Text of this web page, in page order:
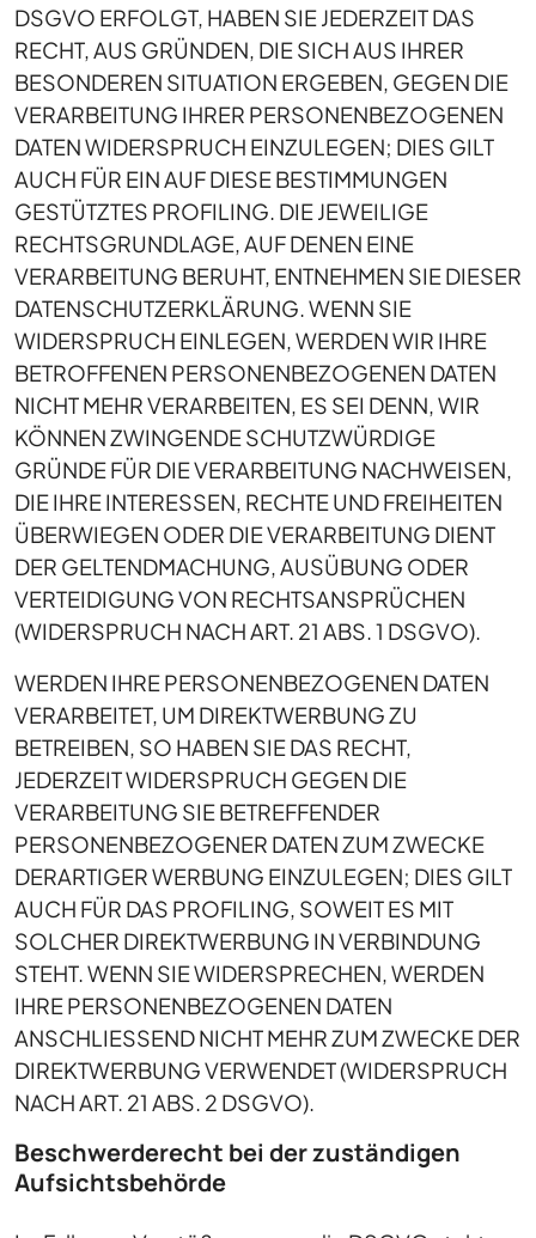
DSGVO ERFOLGT, HABEN SIE JEDERZEIT DAS
RECHT, AUS GRÜNDEN, DIE SICH AUS IHRER
BESONDEREN SITUATION ERGEBEN, GEGEN DIE
VERARBEITUNG IHRER PERSONENBEZOGENEN
DATEN WIDERSPRUCH EINZULEGEN; DIES GILT
AUCH FÜR EIN AUF DIESE BESTIMMUNGEN
GESTÜTZTES PROFILING. DIE JEWEILIGE
RECHTSGRUNDLAGE, AUF DENEN EINE
VERARBEITUNG BERUHT, ENTNEHMEN SIE DIESER
DATENSCHUTZERKLÄRUNG. WENN SIE
WIDERSPRUCH EINLEGEN, WERDEN WIR IHRE
BETROFFENEN PERSONENBEZOGENEN DATEN
NICHT MEHR VERARBEITEN, ES SEI DENN, WIR
KÖNNEN ZWINGENDE SCHUTZWÜRDIGE
GRÜNDE FÜR DIE VERARBEITUNG NACHWEISEN,
DIE IHRE INTERESSEN, RECHTE UND FREIHEITEN
ÜBERWIEGEN ODER DIE VERARBEITUNG DIENT
DER GELTENDMACHUNG, AUSÜBUNG ODER
VERTEIDIGUNG VON RECHTSANSPRÜCHEN
(WIDERSPRUCH NACH ART. 21 ABS. 1 DSGVO).
WERDEN IHRE PERSONENBEZOGENEN DATEN
VERARBEITET, UM DIREKTWERBUNG ZU
BETREIBEN, SO HABEN SIE DAS RECHT,
JEDERZEIT WIDERSPRUCH GEGEN DIE
VERARBEITUNG SIE BETREFFENDER
PERSONENBEZOGENER DATEN ZUM ZWECKE
DERARTIGER WERBUNG EINZULEGEN; DIES GILT
AUCH FÜR DAS PROFILING, SOWEIT ES MIT
SOLCHER DIREKTWERBUNG IN VERBINDUNG
STEHT. WENN SIE WIDERSPRECHEN, WERDEN
IHRE PERSONENBEZOGENEN DATEN
ANSCHLIESSEND NICHT MEHR ZUM ZWECKE DER
DIREKTWERBUNG VERWENDET (WIDERSPRUCH
NACH ART. 21 ABS. 2 DSGVO).
Beschwerde­recht bei der zuständigen
Aufsichts­behörde